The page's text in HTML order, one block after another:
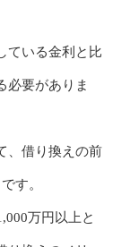
ている金利と比
必要がありま
、借り換えの前
す。
万円以上と